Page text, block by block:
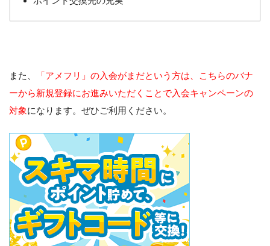
また、
「アメフリ」の入会がまだという方は、こちらのバナ
ーから新規登録にお進みいただくことで入会キャンペーンの
対象になります。ぜひご利用ください。